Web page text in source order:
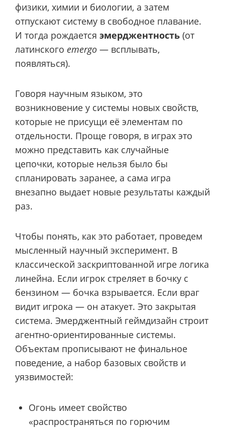
физики, химии и биологии, а затем
отпускают систему в свободное плавание.
И тогда рождается эмерджентность (от
латинского emergo — всплывать,
появляться).
Говоря научным языком, это
возникновение у системы новых свойств,
которые не присущи её элементам по
отдельности. Проще говоря, в играх это
можно представить как случайные
цепочки, которые нельзя было бы
спланировать заранее, а сама игра
внезапно выдает новые результаты каждый
раз.
Чтобы понять, как это работает, проведем
мысленный научный эксперимент. В
классической заскриптованной игре логика
линейна. Если игрок стреляет в бочку с
бензином — бочка взрывается. Если враг
видит игрока — он атакует. Это закрытая
система. Эмерджентный геймдизайн строит
агентно-ориентированные системы.
Объектам прописывают не финальное
поведение, а набор базовых свойств и
уязвимостей:
Огонь имеет свойство
«распространяться по горючим